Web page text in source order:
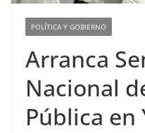
POLÍTICA Y GOBIERNO
Arranca
Nacional
Pública en